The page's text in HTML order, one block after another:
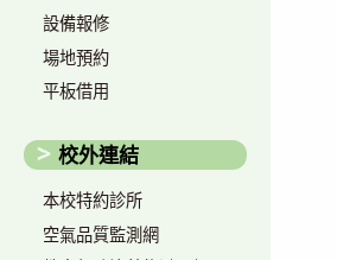
設備報修
場地預約
平板借用
校外連結
本校特約診所
空氣品質監測網